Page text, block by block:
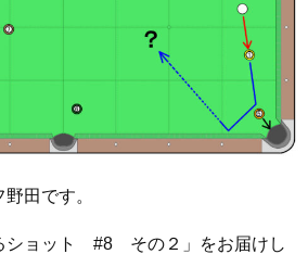
田です。
ショット #8 その２」をお届けし